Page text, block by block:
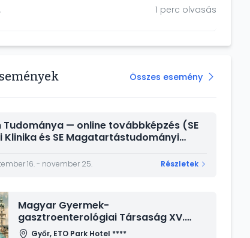
1 perc olvasás
Tudománya — online továbbképzés (SE
Klinika és SE Magatartástudományi
16. - november 25. Részletek
Magyar Gyermek-
gasztroenterológiai Társaság XV.
Kongresszusa
Győr, ETO Park Hotel ****
Összes esemény